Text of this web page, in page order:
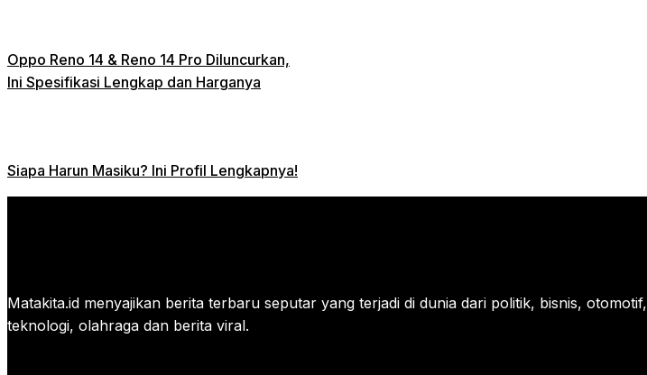
Oppo Reno 14 & Reno 14 Pro Diluncurkan,
Ini Spesifikasi Lengkap dan Harganya
Siapa Harun Masiku? Ini Profil Lengkapnya!
Matakita.id menyajikan berita terbaru seputar yang terjadi di dunia dari politik, bisnis, otomotif,
teknologi, olahraga dan berita viral.